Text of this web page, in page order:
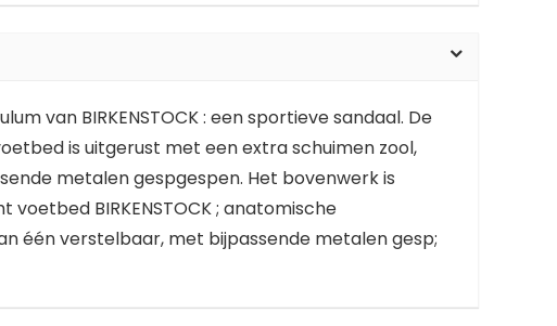
van BIRKENSTOCK : een sportieve sandaal. De
is uitgerust met een extra schuimen zool,
metalen gespgespen. Het bovenwerk is
BIRKENSTOCK ; anatomische
één verstelbaar, met bijpassende metalen gesp;